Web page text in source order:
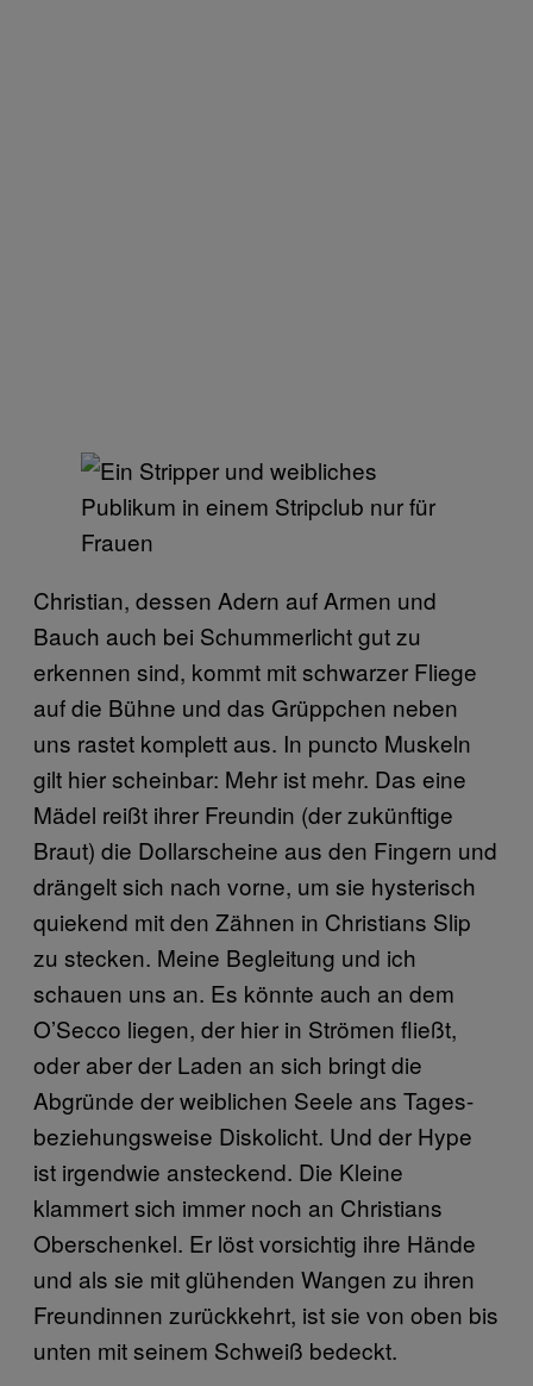
Christian, dessen Adern auf Armen und
Bauch auch bei Schummerlicht gut zu
erkennen sind, kommt mit schwarzer Fliege
auf die Bühne und das Grüppchen neben
uns rastet komplett aus. In puncto Muskeln
gilt hier scheinbar: Mehr ist mehr. Das eine
Mädel reißt ihrer Freundin (der zukünftige
Braut) die Dollarscheine aus den Fingern und
drängelt sich nach vorne, um sie hysterisch
quiekend mit den Zähnen in Christians Slip
zu stecken. Meine Begleitung und ich
schauen uns an. Es könnte auch an dem
O’Secco liegen, der hier in Strömen fließt,
oder aber der Laden an sich bringt die
Abgründe der weiblichen Seele ans Tages-
beziehungsweise Diskolicht. Und der Hype
ist irgendwie ansteckend. Die Kleine
klammert sich immer noch an Christians
Oberschenkel. Er löst vorsichtig ihre Hände
und als sie mit glühenden Wangen zu ihren
Freundinnen zurückkehrt, ist sie von oben bis
unten mit seinem Schweiß bedeckt.